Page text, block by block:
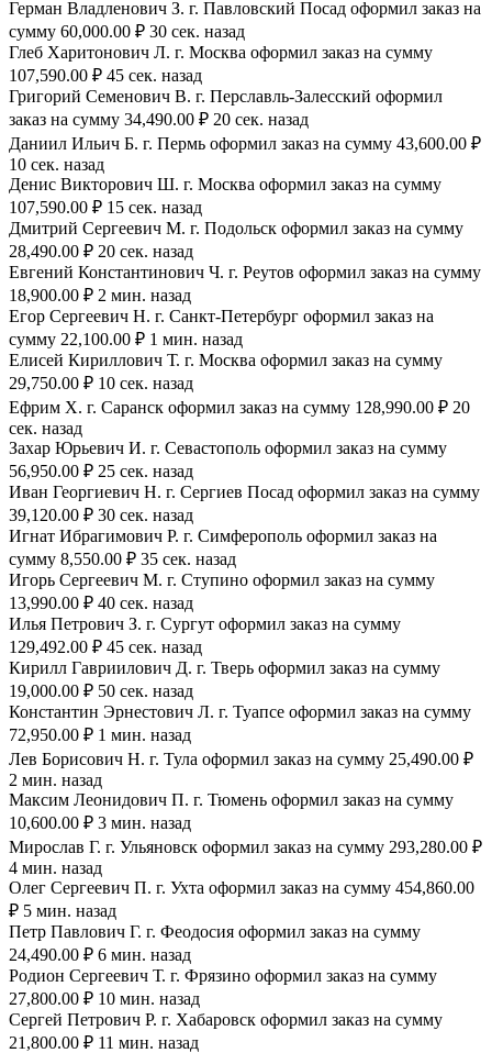
Герман Владленович З. г. Павловский Посад оформил заказ на
сумму 60,000.00 ₽ 30 сек. назад
Глеб Харитонович Л. г. Москва оформил заказ на сумму
107,590.00 ₽ 45 сек. назад
Григорий Семенович В. г. Перславль-Залесский оформил
заказ на сумму 34,490.00 ₽ 20 сек. назад
Даниил Ильич Б. г. Пермь оформил заказ на сумму 43,600.00 ₽
10 сек. назад
Денис Викторович Ш. г. Москва оформил заказ на сумму
107,590.00 ₽ 15 сек. назад
Дмитрий Сергеевич М. г. Подольск оформил заказ на сумму
28,490.00 ₽ 20 сек. назад
Евгений Константинович Ч. г. Реутов оформил заказ на сумму
18,900.00 ₽ 2 мин. назад
Егор Сергеевич Н. г. Санкт-Петербург оформил заказ на
сумму 22,100.00 ₽ 1 мин. назад
Елисей Кириллович Т. г. Москва оформил заказ на сумму
29,750.00 ₽ 10 сек. назад
Ефрим Х. г. Саранск оформил заказ на сумму 128,990.00 ₽ 20
сек. назад
Захар Юрьевич И. г. Севастополь оформил заказ на сумму
56,950.00 ₽ 25 сек. назад
Иван Георгиевич Н. г. Сергиев Посад оформил заказ на сумму
39,120.00 ₽ 30 сек. назад
Игнат Ибрагимович Р. г. Симферополь оформил заказ на
сумму 8,550.00 ₽ 35 сек. назад
Игорь Сергеевич М. г. Ступино оформил заказ на сумму
13,990.00 ₽ 40 сек. назад
Илья Петрович З. г. Сургут оформил заказ на сумму
129,492.00 ₽ 45 сек. назад
Кирилл Гавриилович Д. г. Тверь оформил заказ на сумму
19,000.00 ₽ 50 сек. назад
Константин Эрнестович Л. г. Туапсе оформил заказ на сумму
72,950.00 ₽ 1 мин. назад
Лев Борисович Н. г. Тула оформил заказ на сумму 25,490.00 ₽
2 мин. назад
Максим Леонидович П. г. Тюмень оформил заказ на сумму
10,600.00 ₽ 3 мин. назад
Мирослав Г. г. Ульяновск оформил заказ на сумму 293,280.00 ₽
4 мин. назад
Олег Сергеевич П. г. Ухта оформил заказ на сумму 454,860.00
₽ 5 мин. назад
Петр Павлович Г. г. Феодосия оформил заказ на сумму
24,490.00 ₽ 6 мин. назад
Родион Сергеевич Т. г. Фрязино оформил заказ на сумму
27,800.00 ₽ 10 мин. назад
Сергей Петрович Р. г. Хабаровск оформил заказ на сумму
21,800.00 ₽ 11 мин. назад